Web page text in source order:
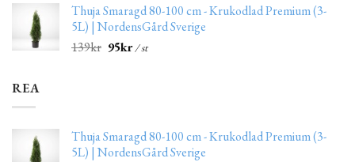
Thuja Smaragd 80-100 cm - Krukodlad Premium (3-
5L) | NordensGård Sverige
139kr 95kr/ st
REA
Thuja Smaragd 80-100 cm - Krukodlad Premium (3-
5L) | NordensGård Sverige